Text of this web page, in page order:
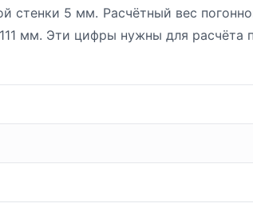
5 мм. Расчётный вес
мм. Эти цифры нужны для расчёта